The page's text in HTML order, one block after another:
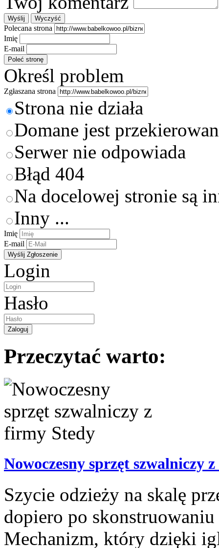
Polecana strona
Imię
E-mail
Określ problem
Zgłaszana strona
Strona nie działa
Domane jest
Serwer nie odpowiada
Błąd 404
Na docelowej stronie są
Inny ...
Imię
E-mail
Login
Hasło
Przeczytać warto:
Nowoczesny sprzęt szwalniczy
Szycie odzieży na skalę
dopiero po
Mechanizm, który dzięki